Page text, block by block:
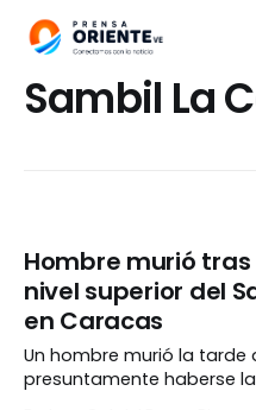
Sambil La
Hombre murió
nivel superior del
en Caracas
Un hombre murió la tarde
presuntamente haberse